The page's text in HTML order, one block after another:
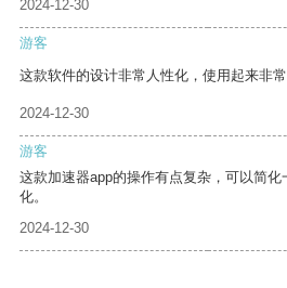
2024-12-30
游客
这款软件的设计非常人性化，使用起来非常
2024-12-30
游客
这款加速器app的操作有点复杂，可以简
化。
2024-12-30